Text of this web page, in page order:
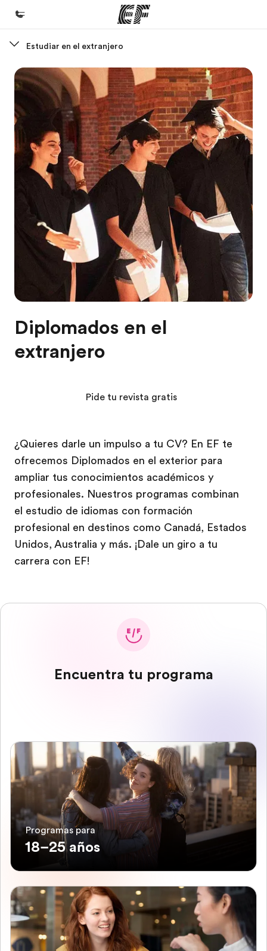
Bienvenido a EF
Programas
Ver todo lo que hacemos
Oficinas
Encuentra una oficina
Sobre nosotros
Quiénes somos
Trabajos
Únete al equipo
Estudiar en el extranjero
Diplomados en el
extranjero
¿Quieres darle un impulso a tu CV? En EF te
ofrecemos Diplomados en el exterior para
ampliar tus conocimientos académicos y
profesionales. Nuestros programas combinan
el estudio de idiomas con formación
profesional en destinos como Canadá, Estados
Unidos, Australia y más. ¡Dale un giro a tu
carrera con EF!
Pide tu revista gratis
Encuentra tu programa
Programas para
18–25 años